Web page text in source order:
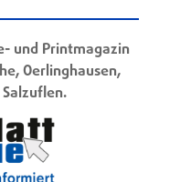
und Printmagazin
Oerlinghausen,